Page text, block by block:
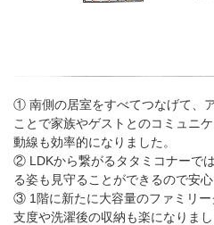
① 南側の居室をすべてつなげて、
ことで家族やゲストとのコミュニ
動線も効率的になりました。
② LDKから繋がるタタミコナーで
る姿も見守ることができるので安心
③ 1階に新たに大容量のファミリ
支度や洗濯後の収納も楽になりま